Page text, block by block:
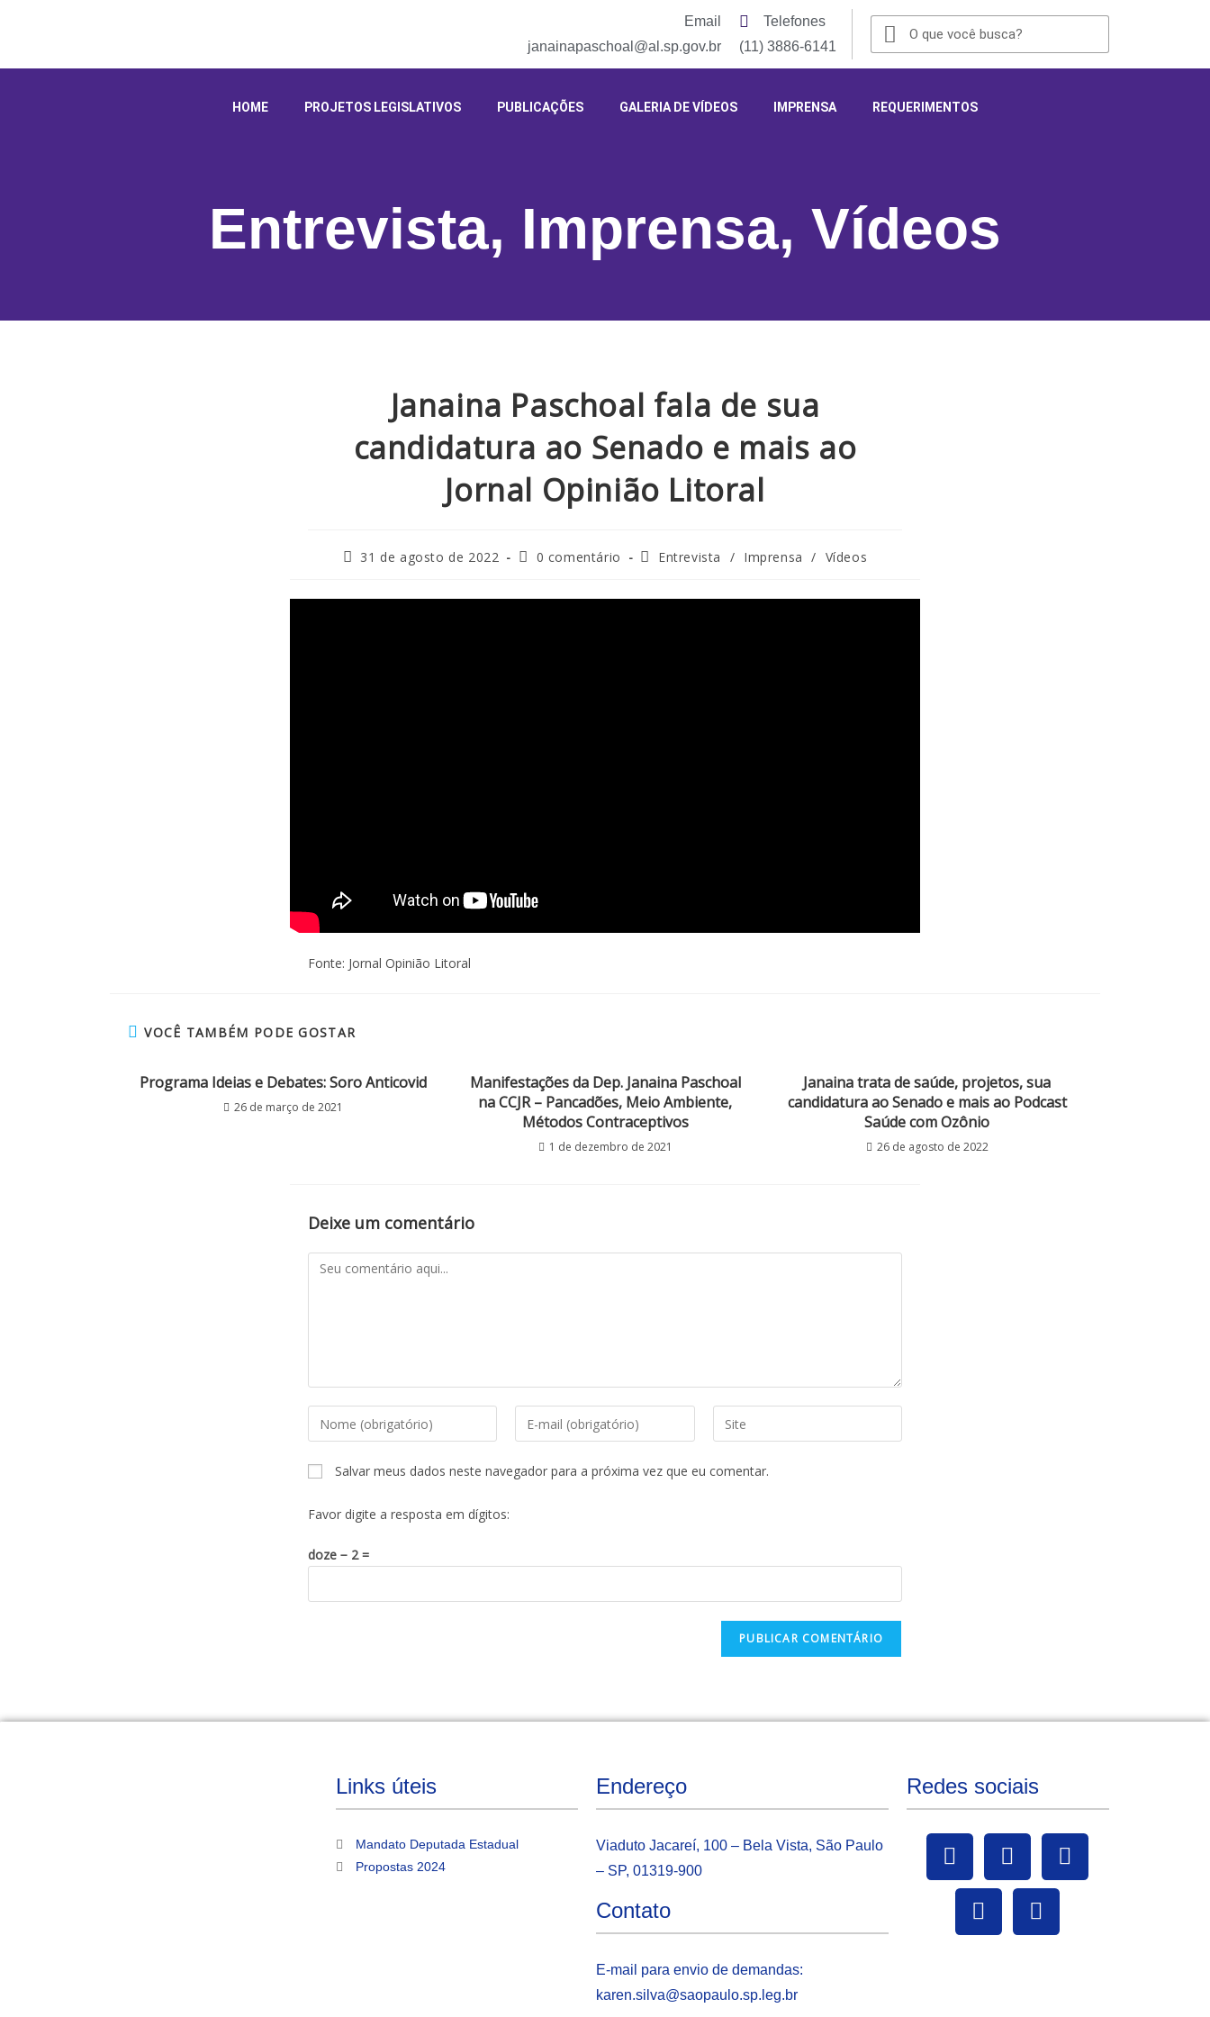
Email
janainapaschoal@al.sp.gov.br
Telefones
(11) 3886-6141
HOME PROJETOS LEGISLATIVOS PUBLICAÇÕES GALERIA DE VÍDEOS IMPRENSA REQUERIMENTOS
Entrevista, Imprensa, Vídeos
Janaina Paschoal fala de sua
candidatura ao Senado e mais ao
Jornal Opinião Litoral
31 de agosto de 2022 0 comentário Entrevista / Imprensa / Vídeos
Fonte: Jornal Opinião Litoral
VOCÊ TAMBÉM PODE GOSTAR
Programa Ideias e Debates: Soro Anticovid
26 de março de 2021
Manifestações da Dep. Janaina Paschoal
na CCJR – Pancadões, Meio Ambiente,
Métodos Contraceptivos
1 de dezembro de 2021
Janaina trata de saúde, projetos, sua
candidatura ao Senado e mais ao Podcast
Saúde com Ozônio
26 de agosto de 2022
Deixe um comentário
Salvar meus dados neste navegador para a próxima vez que eu comentar.
Favor digite a resposta em dígitos:
doze − 2 =
Links úteis
Mandato Deputada Estadual
Propostas 2024
Endereço
Viaduto Jacareí, 100 – Bela Vista, São Paulo
– SP, 01319-900
Contato
E-mail para envio de demandas:
karen.silva@saopaulo.sp.leg.br
Redes sociais